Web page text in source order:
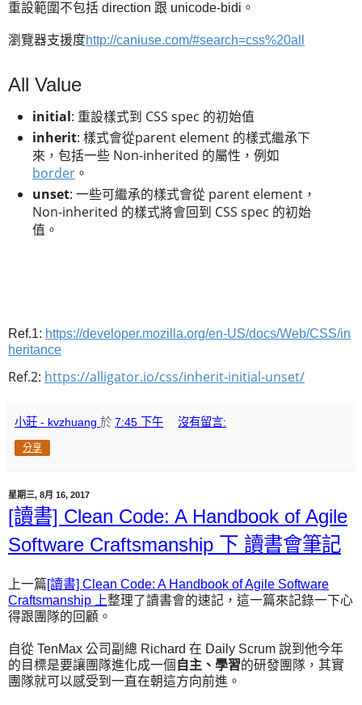
重設範圍不包括 direction 跟 unicode-bidi。
瀏覽器支援度http://caniuse.com/#search=css%20all
All Value
initial: 重設樣式到 CSS spec 的初始值
inherit: 樣式會從parent element 的樣式繼承下
來，包括一些 Non-inherited 的屬性，例如
border 。
unset: 一些可繼承的樣式會從 parent element，
Non-inherited 的樣式將會回到 CSS spec 的初始
值。
Ref.1: https://developer.mozilla.org/en-US/docs/Web/CSS/in
heritance
Ref.2: https://alligator.io/css/inherit-initial-unset/
小莊 - kvzhuang 於 7:45 下午 沒有留言:
分享
星期三, 8月 16, 2017
[讀書] Clean Code: A Handbook of Agile
Software Craftsmanship 下 讀書會筆記
上一篇[讀書] Clean Code: A Handbook of Agile Software
Craftsmanship 上整理了讀書會的速記，這一篇來記錄一下心
得跟團隊的回顧。
自從 TenMax 公司副總 Richard 在 Daily Scrum 說到他今年
的目標是要讓團隊進化成一個 自主、學習的研發團隊，其實
團隊就可以感受到一直在朝這方向前進。